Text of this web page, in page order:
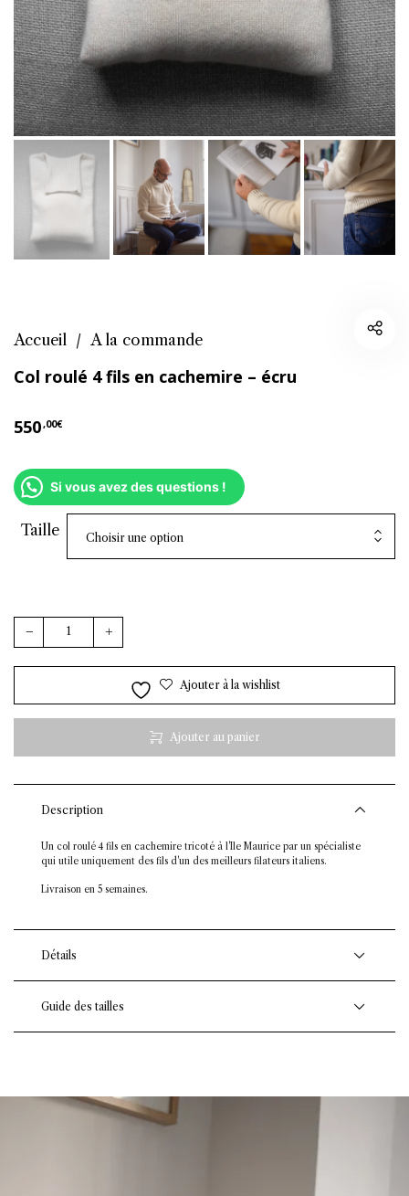
Accueil / A la commande
Col roulé 4 fils en cachemire – écru
550,00€
Si vous avez des questions !
Taille Choisir une option
quantité de Col roulé 4 fils en cachemire - écru
Ajouter à la wishlist
Ajouter au panier
Description
Un col roulé 4 fils en cachemire tricoté à l'Ile Maurice par un spécialiste
qui utile uniquement des fils d'un des meilleurs filateurs italiens.
Livraison en 5 semaines.
Détails
Guide des tailles